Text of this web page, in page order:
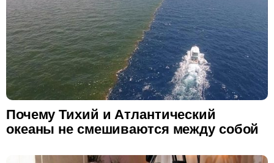
Почему Тихий и Атлантический
океаны не смешиваются между собой